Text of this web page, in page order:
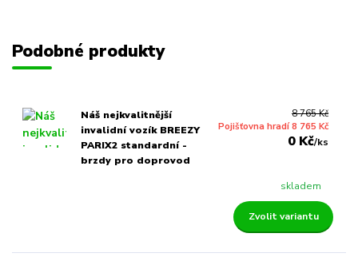
Podobné produkty
Náš nejkvalitnější
invalidní vozík BREEZY
PARIX2 standardní -
brzdy pro doprovod
8 765 Kč
Pojišťovna hradí 8 765 Kč
0 Kč/ks
skladem
Zvolit variantu